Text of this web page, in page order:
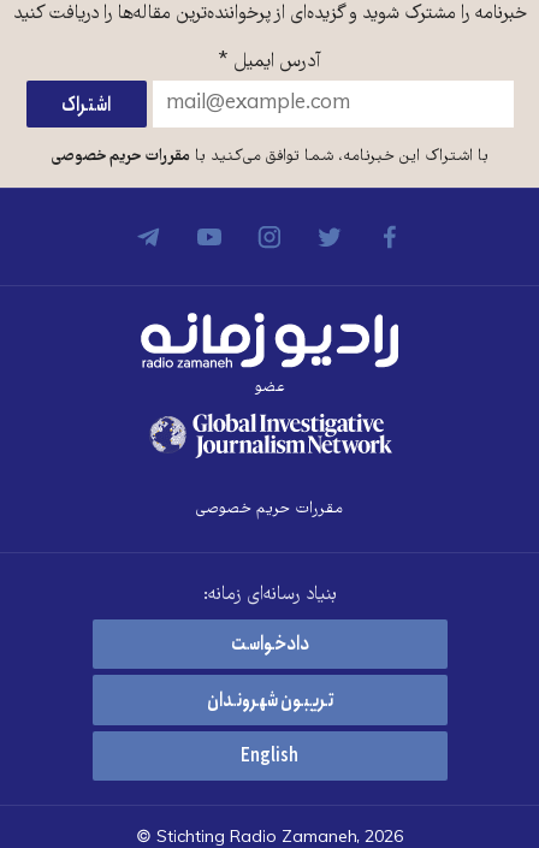
خبرنامه را مشترک شوید و گزیده‌ای از پرخواننده‌ترین مقاله‌ها را دریافت کنید
آدرس ایمیل *
با اشتراک این خبرنامه، شما توافق می‌کنید بامقررات حریم خصوصی
عضو
مقررات حریم خصوصی
بنیاد رسانه‌ای زمانه:
دادخواست
تریبون شهروندان
English
© Stichting Radio Zamaneh, 2026